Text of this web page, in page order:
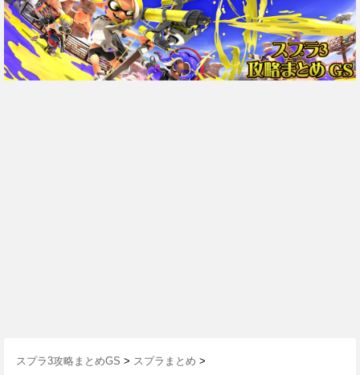
スプラ3攻略まとめGS > スプラまとめ >